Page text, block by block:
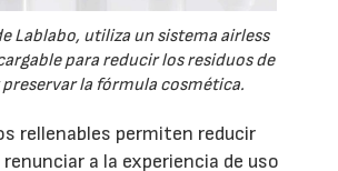
Lablabo, utiliza un sistema airless
para reducir los residuos de
preservar la fórmula cosmética.
rellenables permiten reducir
a la experiencia de uso